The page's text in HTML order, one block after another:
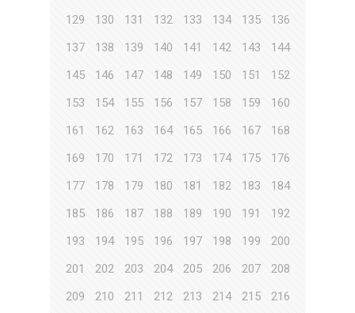
129
130 131 132 133 134 135
136
137
138 139 140 141 142 143
144
145
146 147 148 149 150 151
152
153
154 155 156 157 158 159
160
161
162 163 164 165 166 167
168
169
170 171 172 173 174 175
176
177
178 179 180 181 182 183
184
185
186 187 188 189 190 191
192
193
194 195 196 197 198 199
200
201
202 203 204 205 206 207
208
209
210 211 212 213 214 215
216